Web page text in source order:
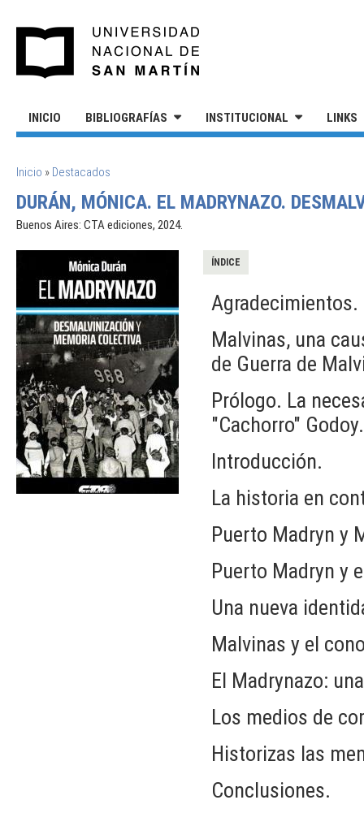
INICIO BIBLIOGRAFÍAS INSTITUCIONAL LINKS
SE ENCUENTRA USTED AQUÍ
Inicio » Destacados
DURÁN, MÓNICA. EL MADRYNAZO.
Buenos Aires: CTA ediciones, 2024.
ÍNDICE
Agradecimientos.
Malvinas, una
de Guerra de
Prólogo. La
"Cachorro"
Introducción.
La historia en
Puerto Madryn y
Puerto Madryn y
Una nueva
Malvinas y el
El Madrynazo:
Los medios de
Historizas las
Conclusiones.